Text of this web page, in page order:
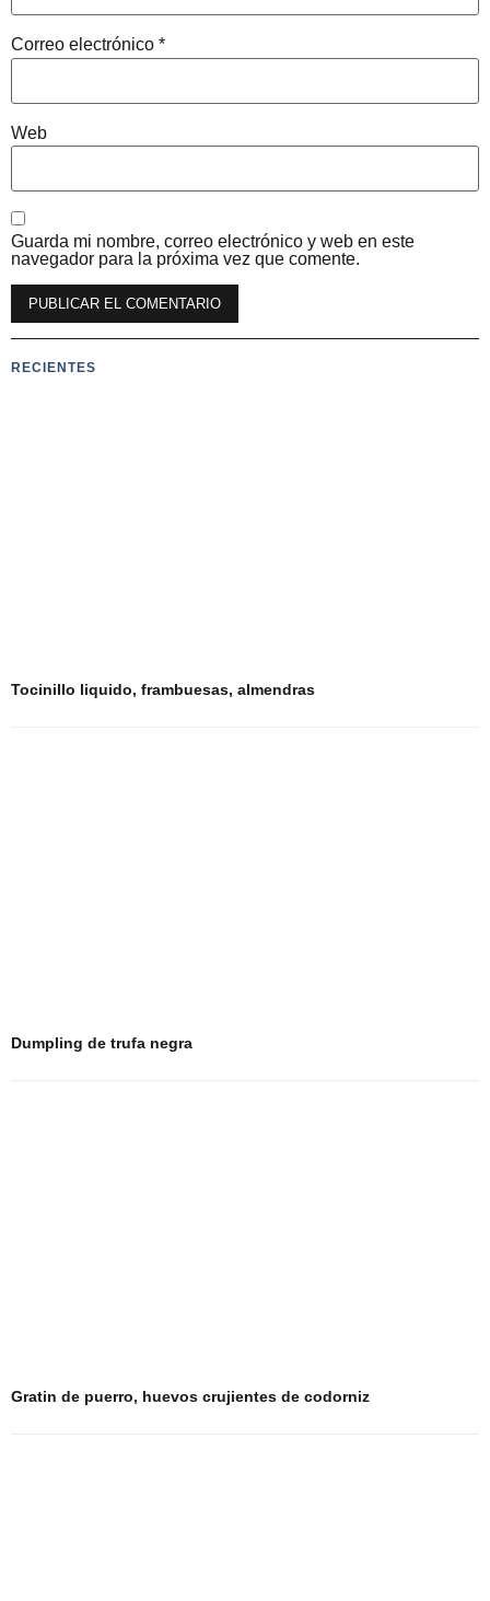
Correo electrónico *
Web
Guarda mi nombre, correo electrónico y web en este
navegador para la próxima vez que comente.
RECIENTES
Tocinillo liquido, frambuesas, almendras
Dumpling de trufa negra
Gratin de puerro, huevos crujientes de codorniz